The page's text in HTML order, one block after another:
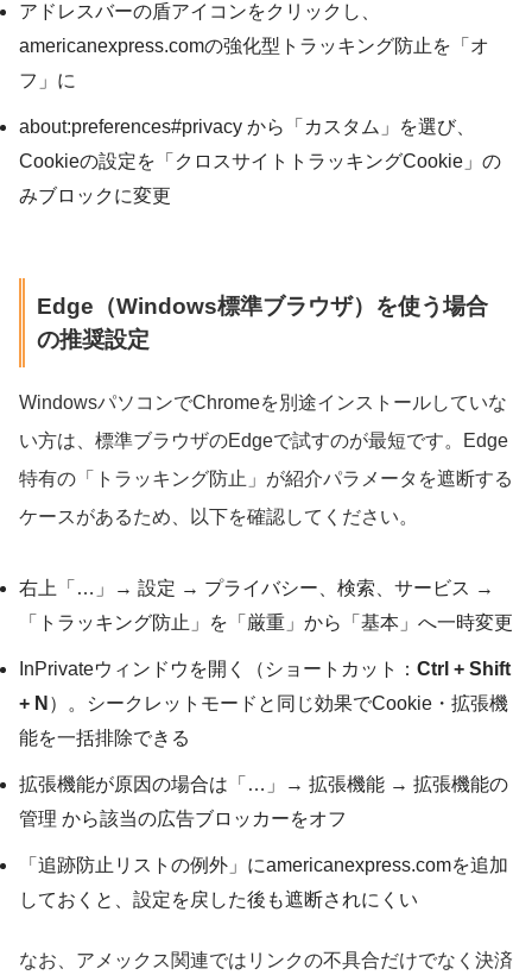
アドレスバーの盾アイコンをクリックし、
americanexpress.comの強化型トラッキング防止を「オ
フ」に
about:preferences#privacy から「カスタム」を選び、
Cookieの設定を「クロスサイトトラッキングCookie」の
みブロックに変更
Edge（Windows標準ブラウザ）を使う場合
の推奨設定
WindowsパソコンでChromeを別途インストールしていな
い方は、標準ブラウザのEdgeで試すのが最短です。Edge
特有の「トラッキング防止」が紹介パラメータを遮断する
ケースがあるため、以下を確認してください。
右上「…」→ 設定 → プライバシー、検索、サービス →
「トラッキング防止」を「厳重」から「基本」へ一時変更
InPrivateウィンドウを開く（ショートカット： Ctrl + Shift
+ N ）。シークレットモードと同じ効果でCookie・拡張機
能を一括排除できる
拡張機能が原因の場合は「…」→ 拡張機能 → 拡張機能の
管理 から該当の広告ブロッカーをオフ
「追跡防止リストの例外」にamericanexpress.comを追加
しておくと、設定を戻した後も遮断されにくい
なお、アメックス関連ではリンクの不具合だけでなく決済